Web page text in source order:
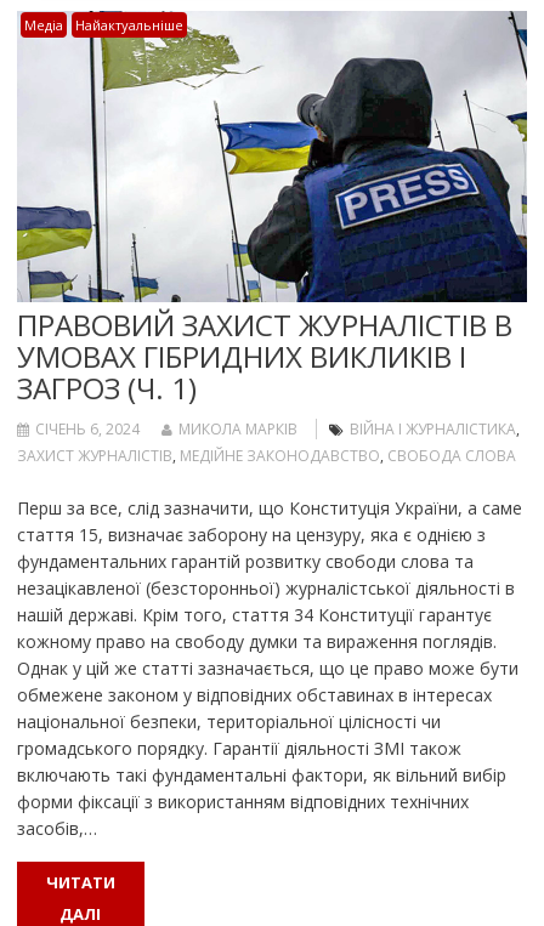
Медіа Найактуальніше
ПРАВОВИЙ ЗАХИСТ ЖУРНАЛІСТІВ В
УМОВАХ ГІБРИДНИХ ВИКЛИКІВ І
ЗАГРОЗ (Ч. 1)
СІЧЕНЬ 6, 2024 МИКОЛА МАРКІВ ВІЙНА І ЖУРНАЛІСТИКА,
ЗАХИСТ ЖУРНАЛІСТІВ, МЕДІЙНЕ ЗАКОНОДАВСТВО, СВОБОДА СЛОВА
Перш за все, слід зазначити, що Конституція України, а саме
стаття 15, визначає заборону на цензуру, яка є однією з
фундаментальних гарантій розвитку свободи слова та
незацікавленої (безсторонньої) журналістської діяльності в
нашій державі. Крім того, стаття 34 Конституції гарантує
кожному право на свободу думки та вираження поглядів.
Однак у цій же статті зазначається, що це право може бути
обмежене законом у відповідних обставинах в інтересах
національної безпеки, територіальної цілісності чи
громадського порядку. Гарантії діяльності ЗМІ також
включають такі фундаментальні фактори, як вільний вибір
форми фіксації з використанням відповідних технічних
засобів,…
ЧИТАТИ
ДАЛІ